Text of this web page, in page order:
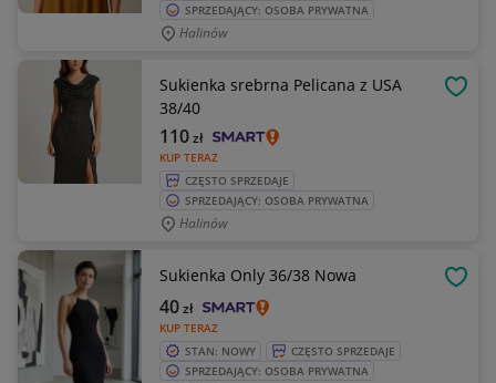
SPRZEDAJĄCY: OSOBA PRYWATNA
Halinów
Sukienka srebrna Pelicana z USA
38/40
KUP TERAZ
110zł
CZĘSTO SPRZEDAJE
SPRZEDAJĄCY: OSOBA PRYWATNA
Halinów
Sukienka Only 36/38 Nowa
KUP TERAZ
40zł
STAN: NOWY
CZĘSTO SPRZEDAJE
SPRZEDAJĄCY: OSOBA PRYWATNA